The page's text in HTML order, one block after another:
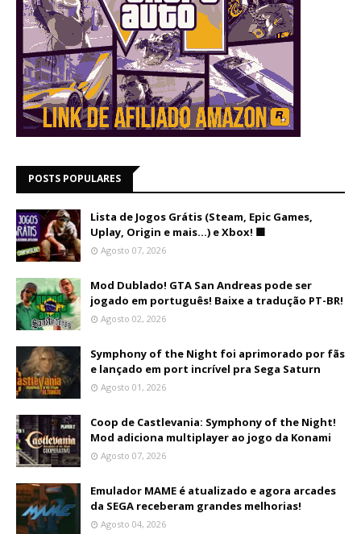
POSTS POPULARES
Lista de Jogos Grátis (Steam, Epic Games,
Uplay, Origin e mais...) e Xbox! 🟩
Agosto 07, 2026
Mod Dublado! GTA San Andreas pode ser
jogado em português! Baixe a tradução PT-BR!
Agosto 02, 2026
Symphony of the Night foi aprimorado por fãs
e lançado em port incrível pra Sega Saturn
Agosto 01, 2026
Coop de Castlevania: Symphony of the Night!
Mod adiciona multiplayer ao jogo da Konami
Agosto 07, 2026
Emulador MAME é atualizado e agora arcades
da SEGA receberam grandes melhorias!
Agosto 04, 2026